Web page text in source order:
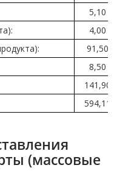
5,10
4,00
91,50
8,50
141,90
594,11
(массовые